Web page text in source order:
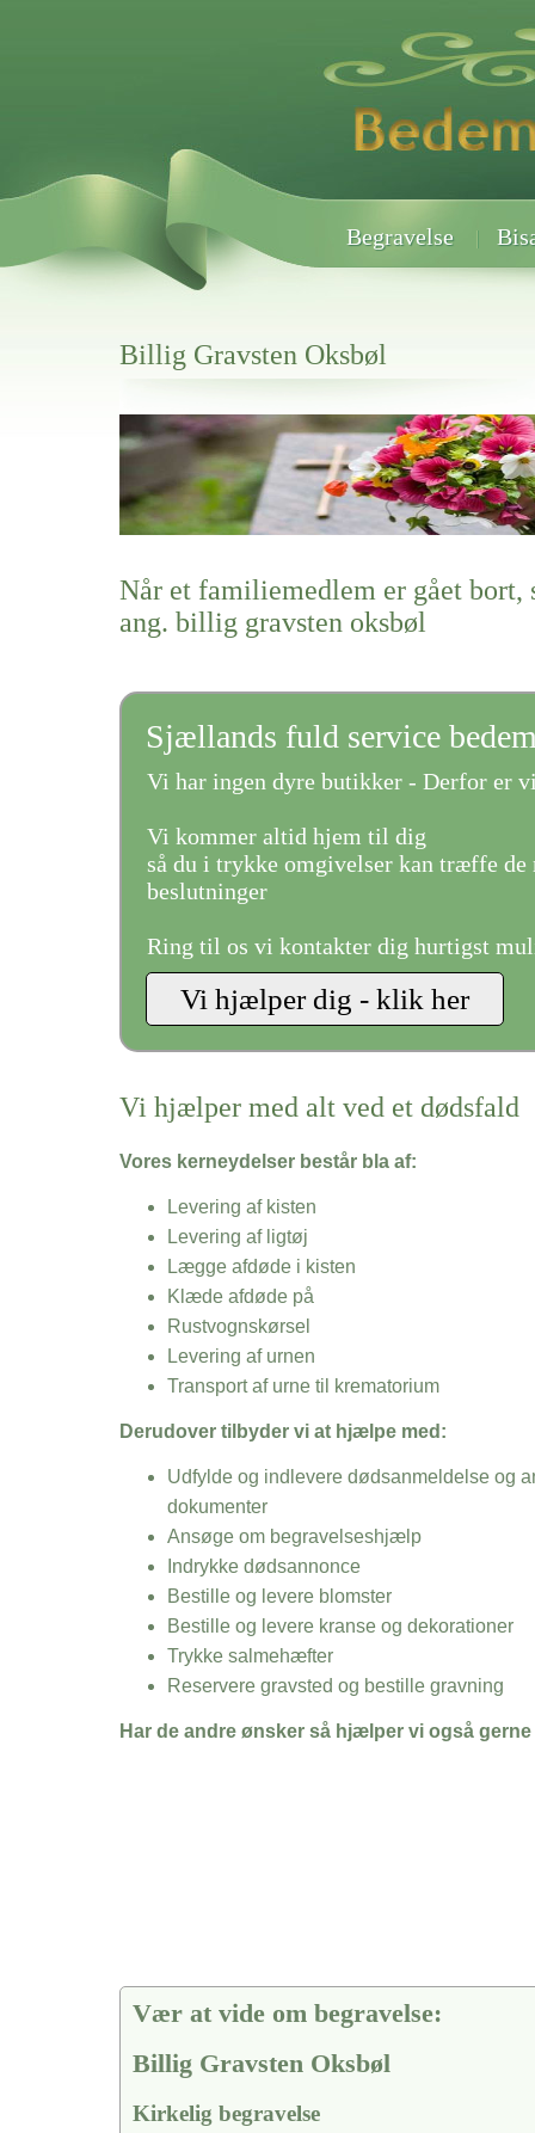
Begravelse
Billig Gravsten Oksbøl
Her hos os får du altid en god afslutning når det gælder
Billig Gravsten Oksbøl
vi hjælper i alle faser af begravelsel
Når et familiemedlem er gået bort,
ang. billig gravsten oksbøl
Sjællands fuld service
Vi har ingen dyre butikker - Derfor er
Vi kommer altid hjem til dig
så du i trykke omgivelser kan træffe de
beslutninger
Ring til os vi kontakter dig hurtigst
Vi hjælper med alt ved et dødsfald
Vores kerneydelser består bla af:
Levering af kisten
Levering af ligtøj
Lægge afdøde i kisten
Klæde afdøde på
Rustvognskørsel
Levering af urnen
Transport af urne til krematorium
Derudover tilbyder vi at hjælpe med:
Udfylde og indlevere dødsanmeldelse og
dokumenter
Ansøge om begravelseshjælp
Indrykke dødsannonce
Bestille og levere blomster
Bestille og levere kranse og dekorationer
Trykke salmehæfter
Reservere gravsted og bestille gravning
Har de andre ønsker så hjælper vi også gerne
Vær at vide om begravelse:
Billig Gravsten Oksbøl
Kirkelig begravelse